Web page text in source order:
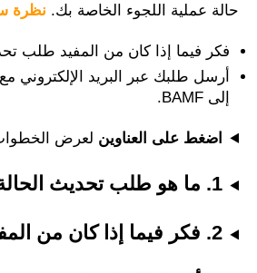
حالة عملية اللجوء الخاصة بك. نظرة
فكر فيما إذا كان من المفيد طلب
أرسل طلبك عبر البريد الإلكتروني
إلى BAMF.
اضغط على العناوين لعرض
1. ما هو طلب تحديث الحالة؟
2. فكر فيما إذا كان من المفيد طلب تحديث